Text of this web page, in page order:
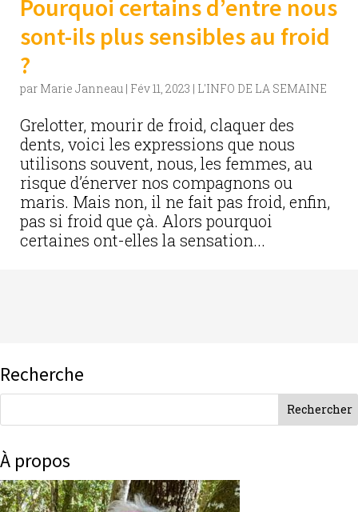
Pourquoi certains d’entre nous
sont-ils plus sensibles au froid
?
par Marie Janneau | Fév 11, 2023 | L'INFO DE LA SEMAINE
Grelotter, mourir de froid, claquer des
dents, voici les expressions que nous
utilisons souvent, nous, les femmes, au
risque d’énerver nos compagnons ou
maris. Mais non, il ne fait pas froid, enfin,
pas si froid que çà. Alors pourquoi
certaines ont-elles la sensation...
Recherche
À propos